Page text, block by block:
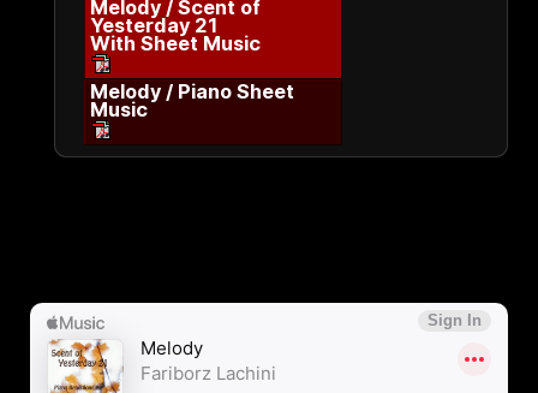
Melody / Scent of
Yesterday 21
With Sheet Music
Melody / Piano Sheet
Music